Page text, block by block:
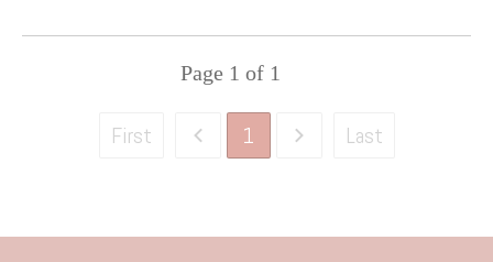
Page 1 of 1
First 1 Last